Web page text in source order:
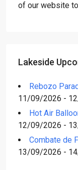
of our website
Lakeside
Rebozo
11/09/2026 -
Hot Air
12/09/2026 -
Combate de
13/09/2026 -